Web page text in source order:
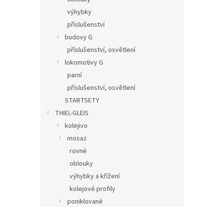
výhybky
příslušenství
budovy G
příslušenství, osvětlení
lokomotivy G
parní
příslušenství, osvětlení
STARTSETY
THIEL-GLEIS
kolejivo
mosaz
rovné
oblouky
výhybky a křížení
kolejové profily
poniklované